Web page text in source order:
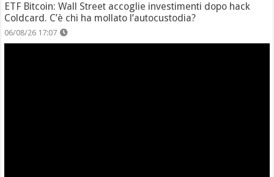
ETF Bitcoin: Wall Street accoglie investimenti dopo hack
Coldcard. C’è chi ha mollato l’autocustodia?
06/08/26 17:07